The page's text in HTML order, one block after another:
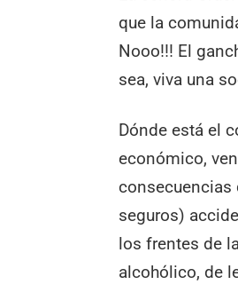
que la
Nooo!!! El
sea, viva una
Dónde está el
económico,
consecuencias
seguros)
los frentes de
alcohólico, de